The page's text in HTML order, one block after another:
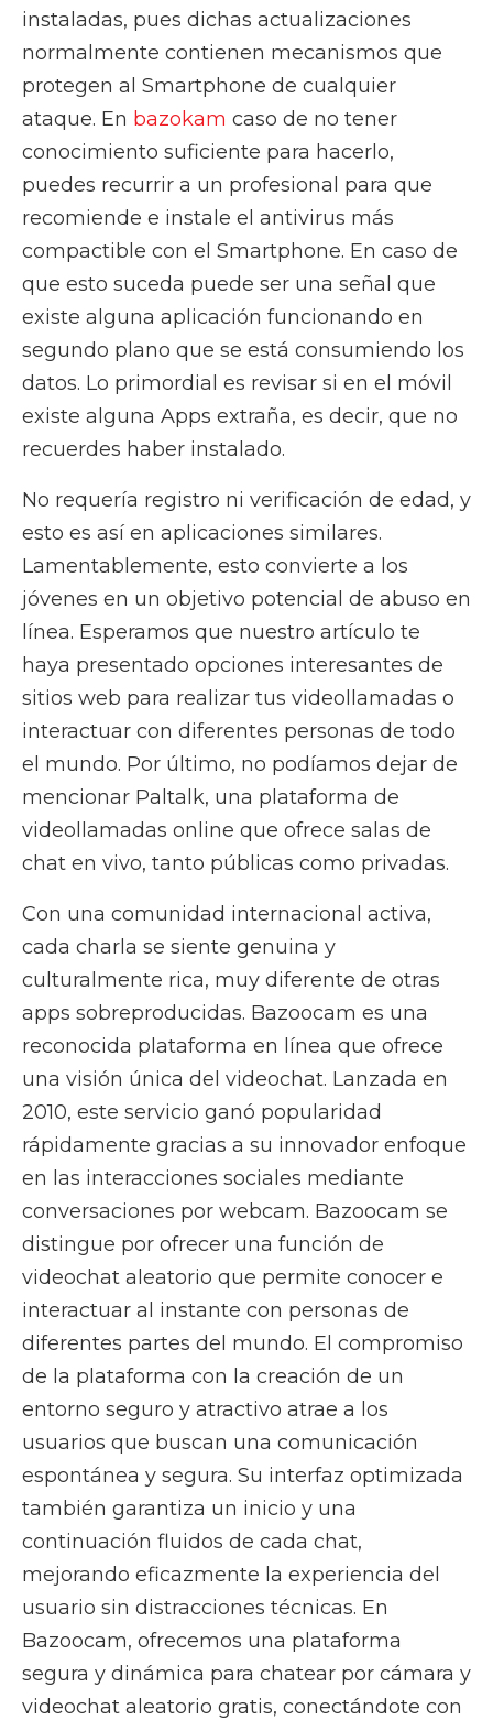
instaladas, pues dichas actualizaciones
normalmente contienen mecanismos que
protegen al Smartphone de cualquier
ataque. En bazokam caso de no tener
conocimiento suficiente para hacerlo,
puedes recurrir a un profesional para que
recomiende e instale el antivirus más
compactible con el Smartphone. En caso de
que esto suceda puede ser una señal que
existe alguna aplicación funcionando en
segundo plano que se está consumiendo los
datos. Lo primordial es revisar si en el móvil
existe alguna Apps extraña, es decir, que no
recuerdes haber instalado.
No requería registro ni verificación de edad, y
esto es así en aplicaciones similares.
Lamentablemente, esto convierte a los
jóvenes en un objetivo potencial de abuso en
línea. Esperamos que nuestro artículo te
haya presentado opciones interesantes de
sitios web para realizar tus videollamadas o
interactuar con diferentes personas de todo
el mundo. Por último, no podíamos dejar de
mencionar Paltalk, una plataforma de
videollamadas online que ofrece salas de
chat en vivo, tanto públicas como privadas.
Con una comunidad internacional activa,
cada charla se siente genuina y
culturalmente rica, muy diferente de otras
apps sobreproducidas. Bazoocam es una
reconocida plataforma en línea que ofrece
una visión única del videochat. Lanzada en
2010, este servicio ganó popularidad
rápidamente gracias a su innovador enfoque
en las interacciones sociales mediante
conversaciones por webcam. Bazoocam se
distingue por ofrecer una función de
videochat aleatorio que permite conocer e
interactuar al instante con personas de
diferentes partes del mundo. El compromiso
de la plataforma con la creación de un
entorno seguro y atractivo atrae a los
usuarios que buscan una comunicación
espontánea y segura. Su interfaz optimizada
también garantiza un inicio y una
continuación fluidos de cada chat,
mejorando eficazmente la experiencia del
usuario sin distracciones técnicas. En
Bazoocam, ofrecemos una plataforma
segura y dinámica para chatear por cámara y
videochat aleatorio gratis, conectándote con